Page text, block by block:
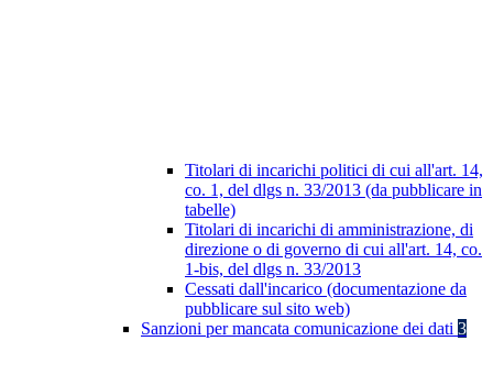
Titolari di incarichi politici di cui all'art. 14,
co. 1, del dlgs n. 33/2013 (da pubblicare in
tabelle)
Titolari di incarichi di amministrazione, di
direzione o di governo di cui all'art. 14, co.
1-bis, del dlgs n. 33/2013
Cessati dall'incarico (documentazione da
pubblicare sul sito web)
Sanzioni per mancata comunicazione dei dati 3